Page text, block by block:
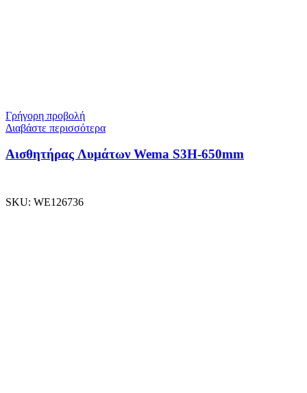
Γρήγορη προβολή
Διαβάστε περισσότερα
Αισθητήρας Λυμάτων Wema S3H-650mm
SKU: WE126736